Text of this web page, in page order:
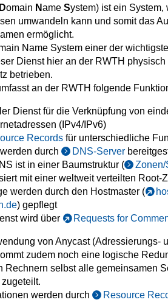
Domain Name System) ist ein
umwandeln kann und somit das
ermöglicht.
Name System einer der
Dienst hier an der RWTH physisch
betrieben.
an der RWTH folgende
Dienst für die Verknüpfung von
(IPv4/IPv6)
Records für unterschiedliche
durch
DNS-Server
ist in einer Baumstruktur (
Zonen/
mit einer weltweit verteilten Root-
werden durch den Hostmaster (
) gepflegt
wird über
Requests for
von Anycast (Adressierungs-
zudem noch eine logische
Rechnern selbst alle gemeinsamen
werden durch
Resource